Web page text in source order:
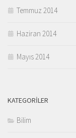
Temmuz 2014
Haziran 2014
Mayıs 2014
KATEGORILER
Bilim